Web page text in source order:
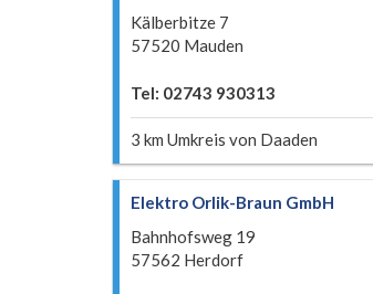
Kälberbitze 7
57520 Mauden
Tel: 02743 930313
3 km Umkreis von Daaden
Elektro Orlik-Braun GmbH
Bahnhofsweg 19
57562 Herdorf